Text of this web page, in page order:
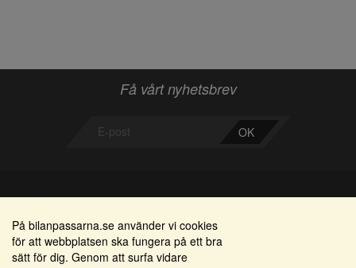
Få vårt nyhetsbrev
OK
Bilanpassarna
Smedjegatan 22
Områden
Alkomätare / alkolås
På bilanpassarna.se använder vi cookies
för att webbplatsen ska fungera på ett bra
sätt för dig. Genom att surfa vidare